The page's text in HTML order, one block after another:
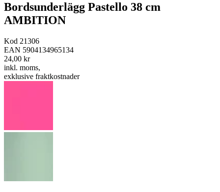
Bordsunderlägg Pastello 38 cm
AMBITION
Kod 21306
EAN 5904134965134
24,00 kr
inkl. moms,
exklusive fraktkostnader